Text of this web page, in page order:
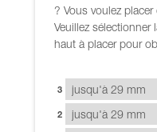
? Vous voulez
Veuillez
haut à placer pour
2
3